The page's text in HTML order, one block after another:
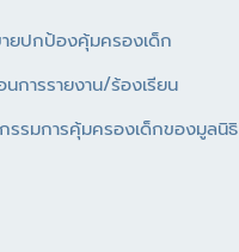
ายปกป้องคุ้มครองเด็ก
การรายงาน/ร้องเรียน
รรมการคุ้มครองเด็กของมูลนิธิ